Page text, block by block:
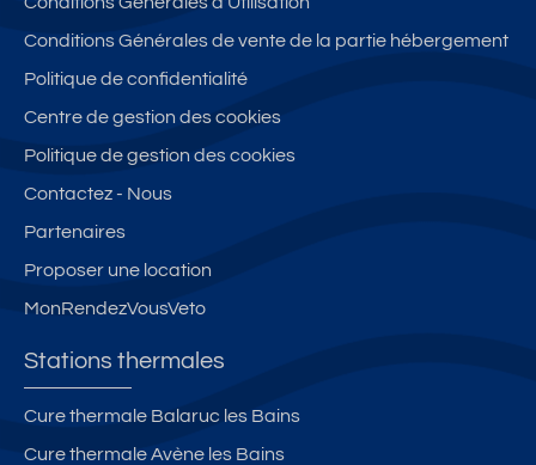
Conditions Générales de vente de la partie hébergement
Politique de confidentialité
Centre de gestion des cookies
Politique de gestion des cookies
Contactez - Nous
Partenaires
Proposer une location
MonRendezVousVeto
Stations thermales
Cure thermale Balaruc les Bains
Cure thermale Avène les Bains